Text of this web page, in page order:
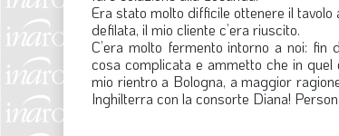
Era stato molto difficile ottenere il
defilata, il mio cliente c’era riuscito.
C’era molto fermento intorno a noi: fin
cosa complicata e ammetto che in
mio rientro a Bologna, a maggior
Inghilterra con la consorte Diana!